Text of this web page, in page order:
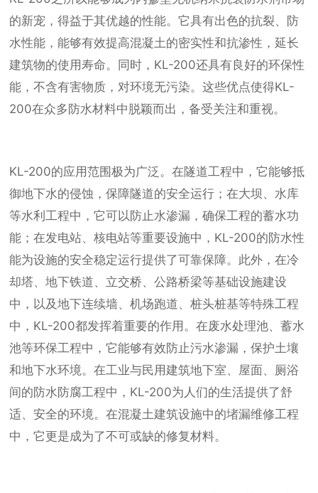
的新宠，得益于其优越的性能。它具有出色的抗裂、防
水性能，能够有效提高混凝土的密实性和抗渗性，延长
建筑物的使用寿命。同时，KL-200还具有良好的环保性
能，不含有害物质，对环境无污染。这些优点使得KL-
200在众多防水材料中脱颖而出，备受关注和重视。
KL-200的应用范围极为广泛。在隧道工程中，它能够抵
御地下水的侵蚀，保障隧道的安全运行；在大坝、水库
等水利工程中，它可以防止水渗漏，确保工程的蓄水功
能；在发电站、核电站等重要设施中，KL-200的防水性
能为设施的安全稳定运行提供了可靠保障。此外，在冷
却塔、地下铁道、立交桥、公路桥梁等基础设施建设
中，以及地下连续墙、机场跑道、桩头桩基等特殊工程
中，KL-200都发挥着重要的作用。在废水处理池、蓄水
池等环保工程中，它能够有效防止污水渗漏，保护土壤
和地下水环境。在工业与民用建筑地下室、屋面、厕浴
间的防水防腐工程中，KL-200为人们的生活提供了舒
适、安全的环境。在混凝土建筑设施中的堵漏维修工程
中，它更是成为了不可或缺的修复材料。